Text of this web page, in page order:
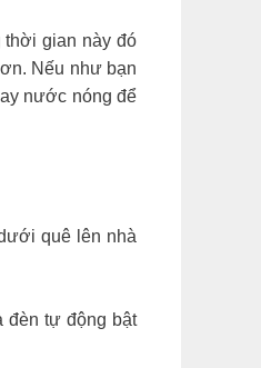
thời gian này đó
Nếu như bạn
nước nóng để
quê lên nhà
đèn tự động bật